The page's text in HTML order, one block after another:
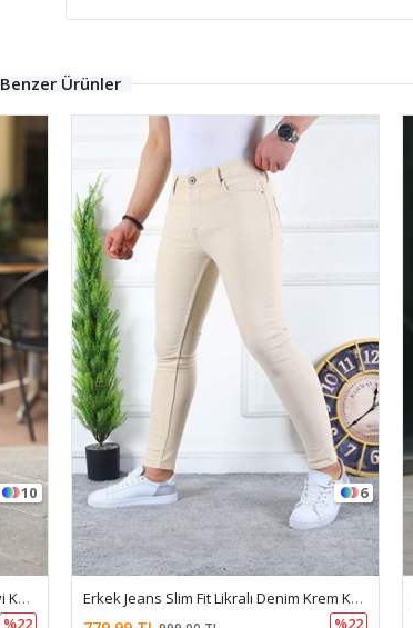
Benzer Ürünler
10
Erkek Jeans Slim Fit Likralı Denim Mavi Kot Pantolon
%22
6
Erkek Jeans Slim Fit Likralı Denim Krem Kot Pantolon
%22